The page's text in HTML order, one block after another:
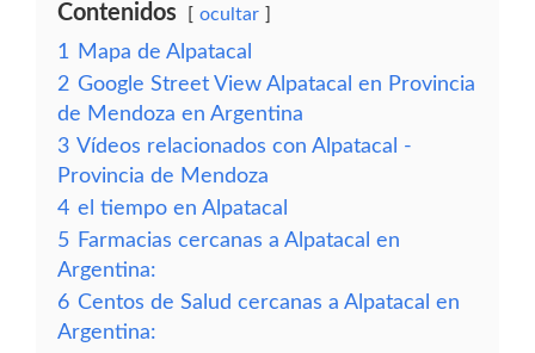
Contenidos ocultar
1
Mapa de Alpatacal
2 Google Street View Alpatacal en Provincia
de Mendoza en Argentina
3 Vídeos relacionados con Alpatacal -
Provincia de Mendoza
4 el tiempo en Alpatacal
5 Farmacias cercanas a Alpatacal en
Argentina:
6 Centos de Salud cercanas a Alpatacal en
Argentina: